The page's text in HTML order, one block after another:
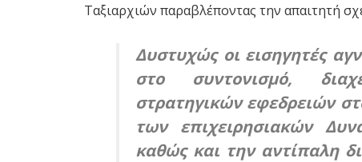
Ταξιαρχιών παραβλέποντας την απαιτητή
Δυστυχώς οι εισηγητές
στο συντονισμό,
στρατηγικών εφεδρειών
των επιχειρησιακών
καθώς και την αντίπαλη